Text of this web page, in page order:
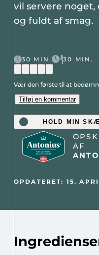
vil servere
og fuldt af smag.
30 MIN. 30 MIN.
Vær den første til at
Tilføj en kommentar
HOLD MIN
AF
OPDATERET: 15.